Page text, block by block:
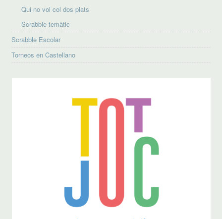
Qui no vol col dos plats
Scrabble temàtic
Scrabble Escolar
Torneos en Castellano